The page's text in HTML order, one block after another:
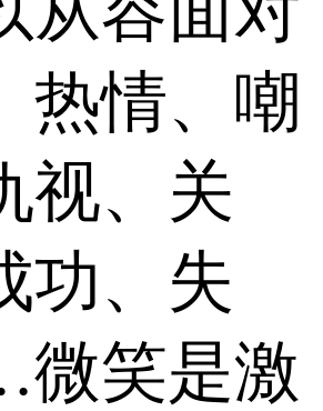
热情、嘲
视、关
功、失
笑是激